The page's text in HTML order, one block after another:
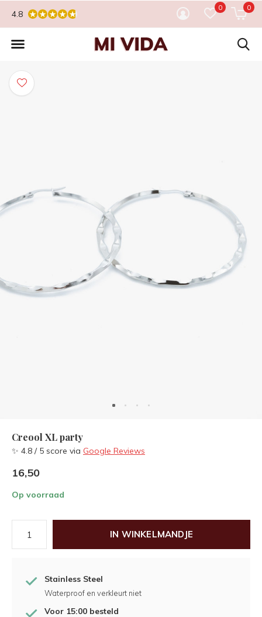
0 0
4.8
Creool XL party
✨ 4.8 / 5 score via Google Reviews
16,50
Op voorraad
IN WINKELMANDJE
Stainless Steel
Waterproof en verkleurt niet
Voor 15:00 besteld